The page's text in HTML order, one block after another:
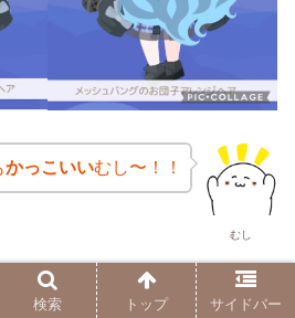
むし
かっこいいむし〜！！
、今回は 過去にハイレートだっ
検索 トップ サイドバー